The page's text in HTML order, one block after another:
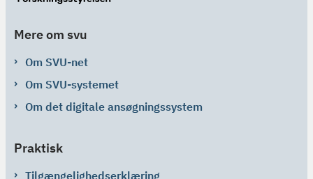
Mere om svu
Om SVU-net
Om SVU-systemet
Om det digitale ansøgningssystem
Praktisk
Tilgængelighedserklæring